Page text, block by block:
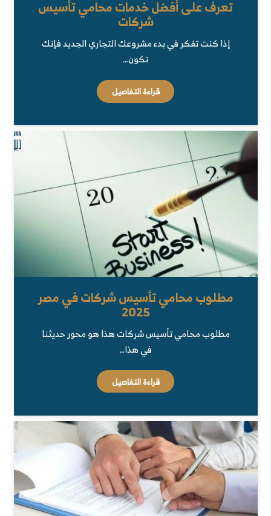
تعرف على أفضل خدمات محامي تأسيس
شركات
إذا كنت تفكر في بدء مشروعك التجاري الجديد فإنك
تكون…
قراءة التفاصيل
مطلوب محامي تأسيس شركات في مصر
2025
مطلوب محامي تأسيس شركات هذا هو محور حديثنا
في هذا…
قراءة التفاصيل